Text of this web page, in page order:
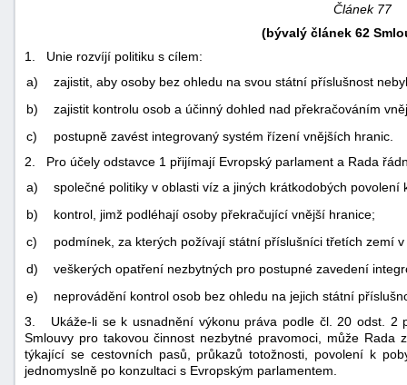
Článek 77
(bývalý článek 62
1. Unie rozvíjí politiku s cílem:
a)
zajistit, aby osoby bez ohledu na svou státní příslušnost
b)
zajistit kontrolu osob a účinný dohled nad překračováním
c)
postupně zavést integrovaný systém řízení vnějších hranic.
2. Pro účely odstavce 1 přijímají Evropský parlament a Rada
a)
společné politiky v oblasti víz a jiných krátkodobých povolení
b)
kontrol, jimž podléhají osoby překračující vnější hranice;
c)
podmínek, za kterých požívají státní příslušníci třetích zemí
d)
veškerých opatření nezbytných pro postupné zavedení
e)
neprovádění kontrol osob bez ohledu na jejich státní
3. Ukáže-li se k usnadnění výkonu práva podle čl. 20 odst. 2
Smlouvy pro takovou činnost nezbytné pravomoci, může Rada
týkající se cestovních pasů, průkazů totožnosti, povolení k
jednomyslně po konzultaci s Evropským parlamentem.
náhrady
škody